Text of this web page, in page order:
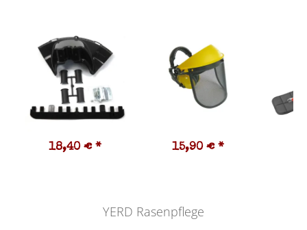
18,40 € * 15,90 € *
YERD Rasenpflege